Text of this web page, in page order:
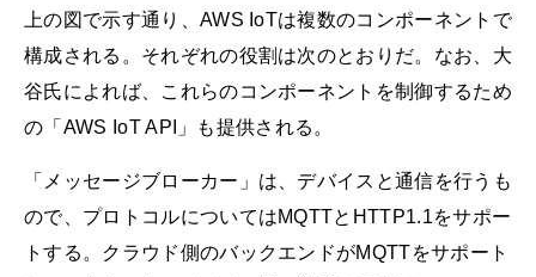
上の図で示す通り、AWS IoTは複数のコンポーネントで
構成される。それぞれの役割は次のとおりだ。なお、大
谷氏によれば、これらのコンポーネントを制御するため
の「AWS IoT API」も提供される。
「メッセージブローカー」は、デバイスと通信を行うも
ので、プロトコルについてはMQTTとHTTP1.1をサポー
トする。クラウド側のバックエンドがMQTTをサポート